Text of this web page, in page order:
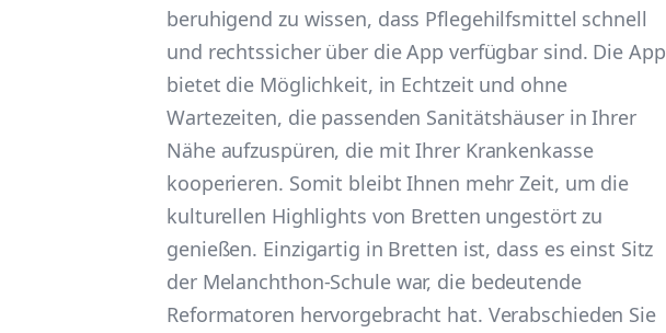
beruhigend zu wissen, dass Pflegehilfsmittel schnell
und rechtssicher über die App verfügbar sind. Die App
bietet die Möglichkeit, in Echtzeit und ohne
Wartezeiten, die passenden Sanitätshäuser in Ihrer
Nähe aufzuspüren, die mit Ihrer Krankenkasse
kooperieren. Somit bleibt Ihnen mehr Zeit, um die
kulturellen Highlights von Bretten ungestört zu
genießen. Einzigartig in Bretten ist, dass es einst Sitz
der Melanchthon-Schule war, die bedeutende
Reformatoren hervorgebracht hat. Verabschieden Sie